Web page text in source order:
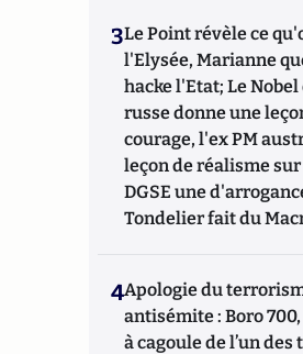
3Le Point révèle ce
l'Elysée, Marianne
hacke l'Etat; Le Nobel
russe donne une
courage, l'ex PM
leçon de réalisme
DGSE une
Tondelier fait du
4Apologie du
antisémite : Boro
à cagoule de l’un des